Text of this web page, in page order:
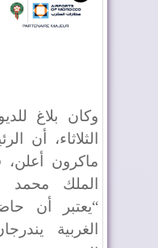
وكان بلاغ
الثلاثاء، أن
ماكرون
الملك محمد
“يعتبر أن
الغربية